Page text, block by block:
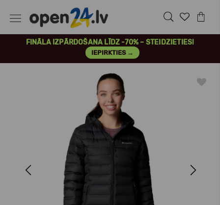
FINĀLA IZPĀRDOŠANA LĪDZ -70% – STEIDZIETIES!
IEPIRKTIES →
Next